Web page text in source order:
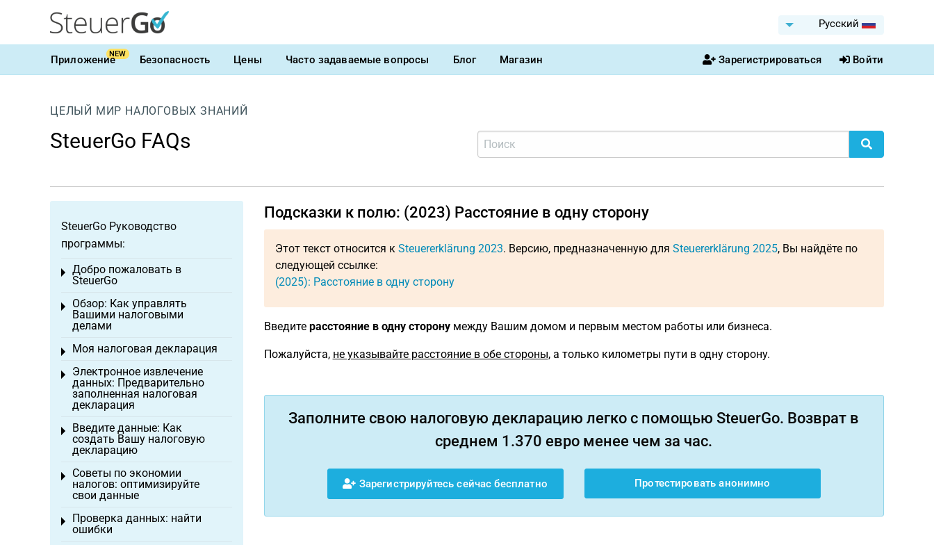
Pусский
ПриложениеNEW Безопасность Цены Часто задаваемые вопросы Блог Магазин Зарегистрироваться Войти
ЦЕЛЫЙ МИР НАЛОГОВЫХ ЗНАНИЙ
SteuerGo FAQs
Подсказки к полю: (2023) Расстояние в одну сторону
Этот текст относится к Steuererklärung 2023. Версию, предназначенную для Steuererklärung 2025, Вы найдёте по
следующей ссылке:
(2025): Расстояние в одну сторону
Введите расстояние в одну сторонумежду Вашим домом и первым местом работы или бизнеса.
Пожалуйста, не указывайте расстояние в обе стороны, а только километры пути в одну сторону.
Заполните свою налоговую декларацию легко с помощью SteuerGo. Возврат в
среднем 1.370 евро менее чем за час.
Зарегистрируйтесь сейчас бесплатно Протестировать анонимно
SteuerGo Руководство
программы:
Добро пожаловать в
SteuerGo
Toggle menu
Обзор: Как управлять
Вашими налоговыми
делами
Toggle menu
Моя налоговая декларация
Toggle menu
Электронное извлечение
данных: Предварительно
заполненная налоговая
декларация
Toggle menu
Введите данные: Как
создать Вашу налоговую
декларацию
Toggle menu
Советы по экономии
налогов: оптимизируйте
свои данные
Toggle menu
Проверка данных: найти
ошибки
Toggle menu